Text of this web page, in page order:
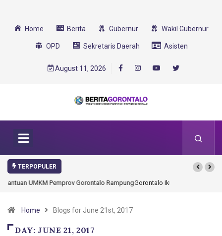
Home Berita Gubernur Wakil Gubernur
OPD Sekretaris Daerah Asisten
August 11, 2026
TERPOPULER
Gorontalo Ikut Dukung Program SMA Unggul Garuda Transformasi 2025
Home Blogs for June 21st, 2017
DAY: JUNE 21, 2017